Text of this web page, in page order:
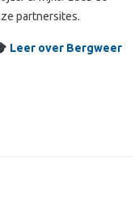
partnersites.
Leer over Bergweer